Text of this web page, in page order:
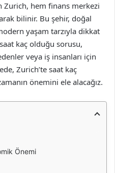
Zurich, hem finans merkezi
bilinir. Bu şehir, doğal
yaşam tarzıyla dikkat
kaç olduğu sorusu,
veya iş insanları için
Zurich’te saat kaç
önemini ele alacağız.
Önemi